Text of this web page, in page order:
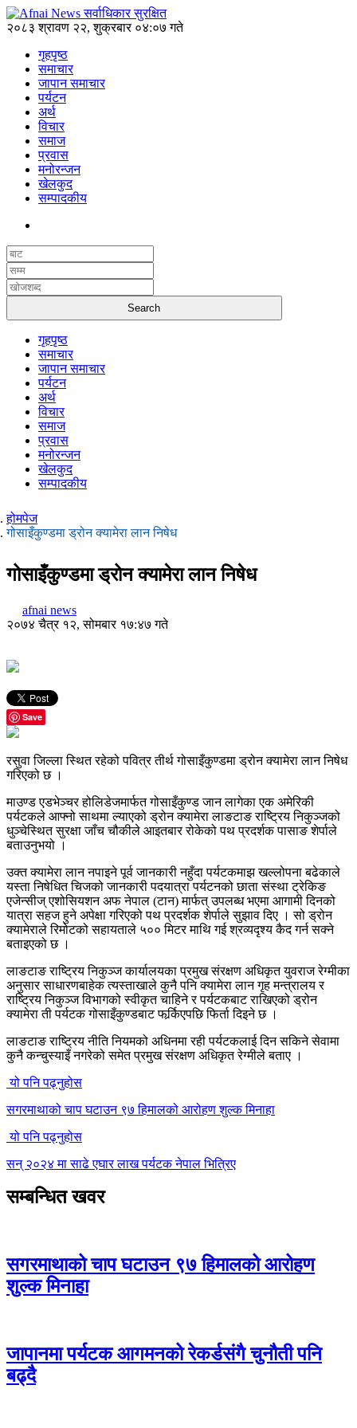
२०८३ श्रावण २२, शुक्रबार ०४:०७ गते
गृहपृष्ठ
समाचार
जापान समाचार
पर्यटन
अर्थ
विचार
समाज
प्रवास
मनोरन्जन
खेलकुद
सम्पादकीय
गृहपृष्ठ
समाचार
जापान समाचार
पर्यटन
अर्थ
विचार
समाज
प्रवास
मनोरन्जन
खेलकुद
सम्पादकीय
होमपेज
गोसाइँकुण्डमा ड्रोन क्यामेरा लान निषेध
गोसाइँकुण्डमा ड्रोन क्यामेरा लान निषेध
afnai news
२०७४ चैत्र १२, सोमबार १७:४७ गते
Save
रसुवा जिल्ला स्थित रहेको पवित्र तीर्थ गोसाइँकुण्डमा ड्रोन क्यामेरा लान निषेध
गरिएको छ ।
माउण्ड एडभेञ्चर होलिडेजमार्फत गोसाइँकुण्ड जान लागेका एक अमेरिकी
पर्यटकले आफ्नो साथमा ल्याएको ड्रोन क्यामेरा लाङटाङ राष्ट्रिय निकुञ्जको
धुञ्चेस्थित सुरक्षा जाँच चौकीले आइतबार रोकेको पथ प्रदर्शक पासाङ शेर्पाले
बताउनुभयो ।
उक्त क्यामेरा लान नपाइने पूर्व जानकारी नहुँदा पर्यटकमाझ खल्लोपना बढेकाले
यस्ता निषेधित चिजको जानकारी पदयात्रा पर्यटनको छाता संस्था ट्रेकिङ
एजेन्सीज् एशोसियशन अफ नेपाल (टान) मार्फत् उपलब्ध भएमा आगामी दिनको
यात्रा सहज हुने अपेक्षा गरिएको पथ प्रदर्शक शेर्पाले सुझाव दिए । सो ड्रोन
क्यामेराले रिमोटको सहायताले ५०० मिटर माथि गई श्रव्यदृश्य कैद गर्न सक्ने
बताइएको छ ।
लाङटाङ राष्ट्रिय निकुञ्ज कार्यालयका प्रमुख संरक्षण अधिकृत युवराज रेग्मीका
अनुसार साधारणबाहेक त्यस्ताखाले कुनै पनि क्यामेरा लान गृह मन्त्रालय र
राष्ट्रिय निकुञ्ज विभागको स्वीकृत चाहिने र पर्यटकबाट राखिएको ड्रोन
क्यामेरा ती पर्यटक गोसाइँकुण्डबाट फर्र्किएपछि फिर्ता दिइने छ ।
लाङटाङ राष्ट्रिय नीति नियमको अधिनमा रही पर्यटकलाई दिन सकिने सेवामा
कुनै कन्चुस्याइँ नगरेको समेत प्रमुख संरक्षण अधिकृत रेग्मीले बताए ।
यो पनि पढ्नुहोस
सगरमाथाको चाप घटाउन ९७ हिमालको आरोहण शुल्क मिनाहा
यो पनि पढ्नुहोस
सन् २०२४ मा साढे एघार लाख पर्यटक नेपाल भित्रिए
सम्बन्धित खवर
सगरमाथाको चाप घटाउन ९७ हिमालको आरोहण
शुल्क मिनाहा
जापानमा पर्यटक आगमनको रेकर्डसंगै चुनौती पनि
बढ्दै